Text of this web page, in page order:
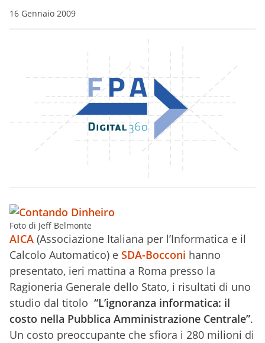
16 Gennaio 2009
Foto di Jeff Belmonte
AICA (Associazione Italiana per l’Informatica e il
Calcolo Automatico) e SDA-Bocconi hanno
presentato, ieri mattina a Roma presso la
Ragioneria Generale dello Stato, i risultati di uno
studio dal titolo “L’ignoranza informatica: il
costo nella Pubblica Amministrazione Centrale”.
Un costo preoccupante che sfiora i 280 milioni di